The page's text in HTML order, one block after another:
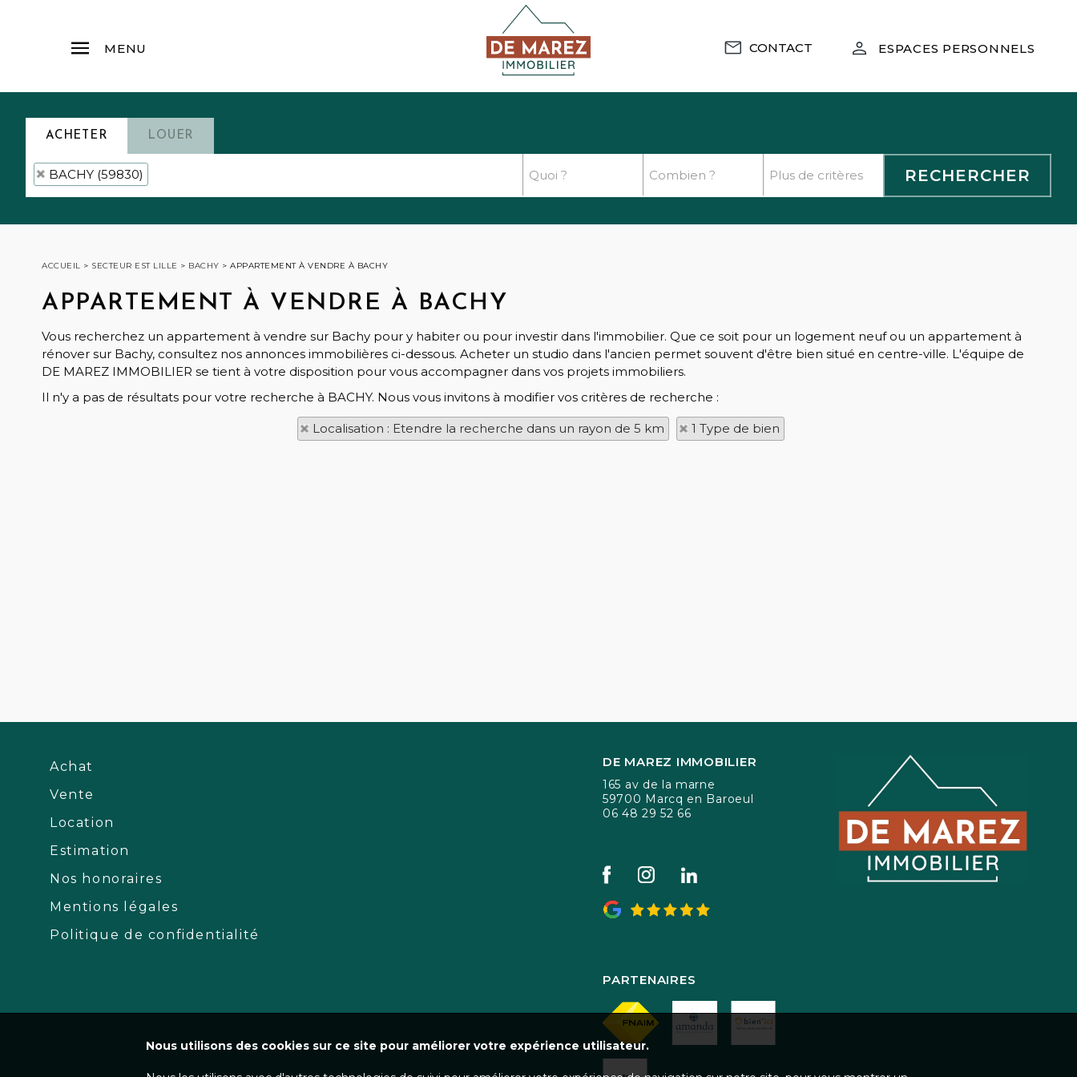
CONTACT ESPACES PERSONNELS
MENU
ACHETER LOUER
BACHY (59830)
ACCUEIL > SECTEUR EST LILLE > BACHY > APPARTEMENT À VENDRE À BACHY
APPARTEMENT À VENDRE À BACHY
Vous recherchez un appartement à vendre sur Bachy pour y habiter ou pour investir dans l'immobilier. Que ce soit pour un logement neuf ou un appartement à
rénover sur Bachy, consultez nos annonces immobilières ci-dessous. Acheter un studio dans l'ancien permet souvent d'être bien situé en centre-ville. L'équipe de
DE MAREZ IMMOBILIER se tient à votre disposition pour vous accompagner dans vos projets immobiliers.
Il n'y a pas de résultats pour votre recherche à BACHY. Nous vous invitons à modifier vos critères de recherche :
Localisation : Etendre la recherche dans un rayon de 5 km 1 Type de bien
Achat
Vente
Location
Estimation
Nos honoraires
Mentions légales
Politique de confidentialité
DE MAREZ IMMOBILIER
165 av de la marne
59700 Marcq en Baroeul
06 48 29 52 66
PARTENAIRES
Nous utilisons des cookies sur ce site pour améliorer votre expérience utilisateur.